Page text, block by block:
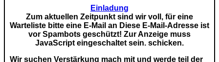
Einladung
Zum aktuellen Zeitpunkt sind wir voll, für eine
Warteliste bitte eine E-Mail an Diese E-Mail-Adresse ist
vor Spambots geschützt! Zur Anzeige muss
JavaScript eingeschaltet sein. schicken.
Wir suchen Verstärkung mach mit und werde teil der